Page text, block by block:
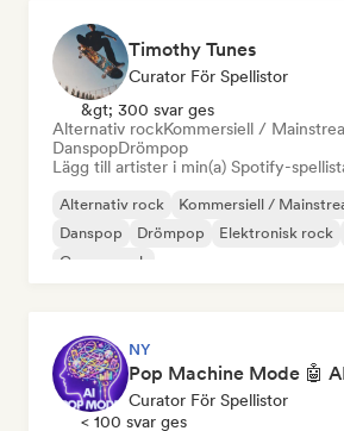
Timothy Tunes
Curator För Spellistor
&gt; 300 svar ges
Alternativ rockKommersiell /
DanspopDrömpop
Lägg till artister i min(a) Spotify-
Alternativ rock Kommersiell /
Danspop
Drömpop Elektronisk rock
Garage rock
NY
Curator För Spellistor
< 100 svar ges